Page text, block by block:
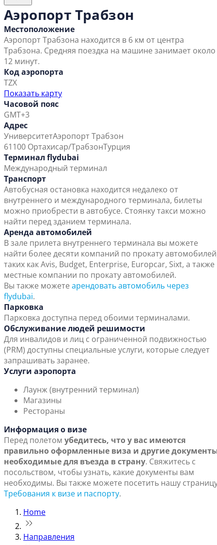
Аэропорт Трабзон
Местоположение
Аэропорт Трабзона находится в 6 км от центра
Трабзона. Средняя поездка на машине занимает около
12 минут.
Код аэропорта
TZX
Показать карту
Часовой пояс
GMT+3
Адрес
УниверситетАэропорт Трабзон
61100 Ортахисар/ТрабзонТурция
Терминал flydubai
Международный терминал
Транспорт
Автобусная остановка находится недалеко от
внутреннего и международного терминала, билеты
можно приобрести в автобусе. Стоянку такси можно
найти перед зданием терминала.
Аренда автомобилей
В зале прилета внутреннего терминала вы можете
найти более десяти компаний по прокату
таких как Avis, Budget, Enterprise, Europcar, Sixt, а также
местные компании по прокату автомобилей.
Вы также можете арендовать автомобиль через
flydubai.
Парковка
Парковка доступна перед обоими терминалами.
Обслуживание людей решимости
Для инвалидов и лиц с ограниченной подвижностью
(PRM) доступны специальные услуги, которые следует
запрашивать заранее.
Услуги аэропорта
Лаунж (внутренний терминал)
Магазины
Рестораны
Информация о визе
Перед полетом убедитесь, что у вас имеются
правильно оформленные виза и другие
необходимые для въезда в страну. Свяжитесь с
посольством, чтобы узнать, какие документы вам
необходимы. Вы также можете посетить нашу
Требования к визе и паспорту.
Home
Направления